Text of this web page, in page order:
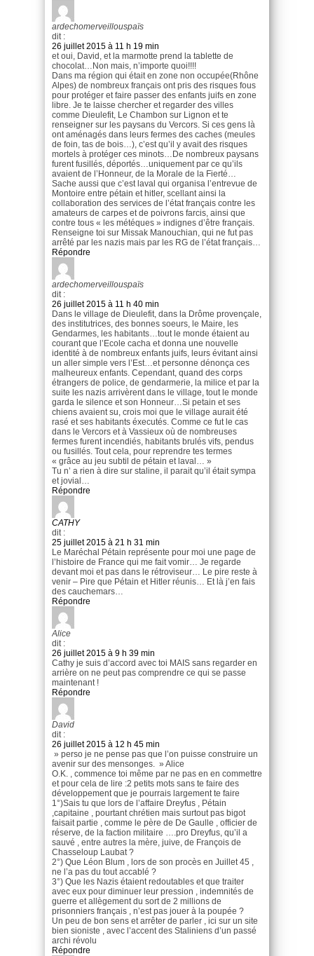
ardechomerveillouspaïs
dit :
26 juillet 2015 à 11 h 19 min
et oui, David, et la marmotte prend la tablette de
chocolat…Non mais, n’importe quoi!!!!
Dans ma région qui était en zone non occupée(Rhône
Alpes) de nombreux français ont pris des risques fous
pour protéger et faire passer des enfants juifs en zone
libre. Je te laisse chercher et regarder des villes
comme Dieulefit, Le Chambon sur Lignon et te
renseigner sur les paysans du Vercors. Si ces gens là
ont aménagés dans leurs fermes des caches (meules
de foin, tas de bois…), c’est qu’il y avait des risques
mortels à protéger ces minots…De nombreux paysans
furent fusillés, déportés…uniquement par ce qu’ils
avaient de l’Honneur, de la Morale de la Fierté…
Sache aussi que c’est laval qui organisa l’entrevue de
Montoire entre pétain et hitler, scellant ainsi la
collaboration des services de l’état français contre les
amateurs de carpes et de poivrons farcis, ainsi que
contre tous « les météques » indignes d’être français.
Renseigne toi sur Missak Manouchian, qui ne fut pas
arrêté par les nazis mais par les RG de l’état français…
Répondre
ardechomerveillouspaïs
dit :
26 juillet 2015 à 11 h 40 min
Dans le village de Dieulefit, dans la Drôme provençale,
des institutrices, des bonnes soeurs, le Maire, les
Gendarmes, les habitants…tout le monde étaient au
courant que l’Ecole cacha et donna une nouvelle
identité à de nombreux enfants juifs, leurs évitant ainsi
un aller simple vers l’Est…et personne dénonça ces
malheureux enfants. Cependant, quand des corps
étrangers de police, de gendarmerie, la milice et par la
suite les nazis arrivèrent dans le village, tout le monde
garda le silence et son Honneur…Si petain et ses
chiens avaient su, crois moi que le village aurait été
rasé et ses habitants éxecutés. Comme ce fut le cas
dans le Vercors et à Vassieux où de nombreuses
fermes furent incendiés, habitants brulés vifs, pendus
ou fusillés. Tout cela, pour reprendre tes termes
« grâce au jeu subtil de pétain et laval… »
Tu n’ a rien à dire sur staline, il parait qu’il était sympa
et jovial…
Répondre
CATHY
dit :
25 juillet 2015 à 21 h 31 min
Le Maréchal Pétain représente pour moi une page de
l’histoire de France qui me fait vomir… Je regarde
devant moi et pas dans le rétroviseur… Le pire reste à
venir – Pire que Pétain et Hitler réunis… Et là j’en fais
des cauchemars…
Répondre
Alice
dit :
26 juillet 2015 à 9 h 39 min
Cathy je suis d’accord avec toi MAIS sans regarder en
arrière on ne peut pas comprendre ce qui se passe
maintenant !
Répondre
David
dit :
26 juillet 2015 à 12 h 45 min
» perso je ne pense pas que l’on puisse construire un
avenir sur des mensonges. » Alice
O.K. , commence toi même par ne pas en en commettre
et pour cela de lire :2 petits mots sans te faire des
développement que je pourrais largement te faire
1°)Sais tu que lors de l’affaire Dreyfus , Pétain
,capitaine , pourtant chrétien mais surtout pas bigot
faisait partie , comme le père de De Gaulle , officier de
réserve, de la faction militaire ….pro Dreyfus, qu’il a
sauvé , entre autres la mère, juive, de François de
Chasseloup Laubat ?
2°) Que Léon Blum , lors de son procès en Juillet 45 ,
ne l’a pas du tout accablé ?
3°) Que les Nazis étaient redoutables et que traiter
avec eux pour diminuer leur pression , indemnités de
guerre et allègement du sort de 2 millions de
prisonniers français , n’est pas jouer à la poupée ?
Un peu de bon sens et arrêter de parler , ici sur un site
bien sioniste , avec l’accent des Staliniens d’un passé
archi révolu
Répondre